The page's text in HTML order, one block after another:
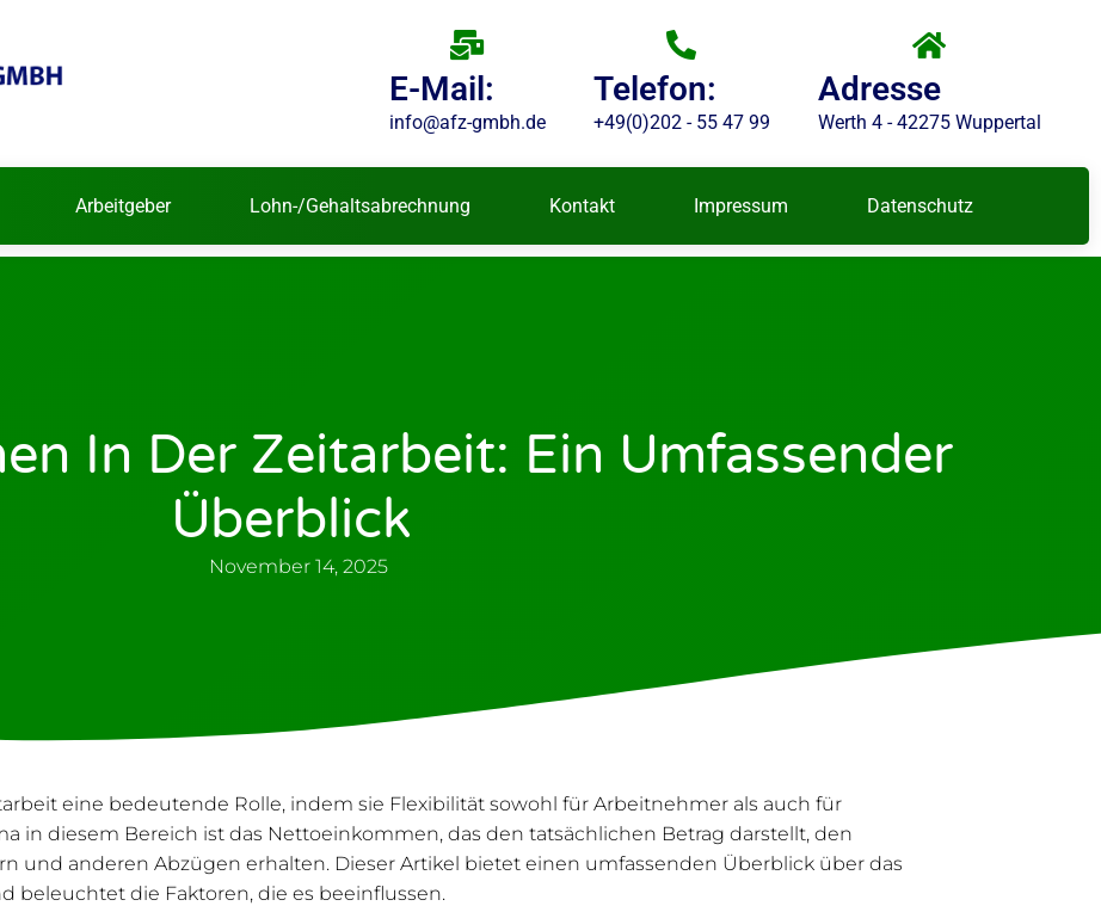
E-Mail:
info@afz-gmbh.de
Telefon:
+49(0)202 - 55 47 99
Adresse
Werth 4 - 42275 Wuppertal
Arbeitgeber Lohn-/Gehaltsabrechnung Kontakt Impressum Datenschutz
In Der Zeitarbeit: Ein Umfassender
Überblick
November 14, 2025
eine bedeutende Rolle, indem sie Flexibilität sowohl für Arbeitnehmer als auch für
in diesem Bereich ist das Netto­einkommen, das den tatsächlichen Betrag darstellt, den
und anderen Abzügen erhalten. Dieser Artikel bietet einen umfassenden Überblick über das
beleuchtet die Faktoren, die es beeinflussen.